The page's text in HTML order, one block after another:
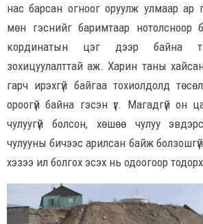
нас барсан огноог оруулж улмаар ар
мөн гэснийг баримтаар нотолсноор
кординатын цэг дээр байна
зохицуулалттай аж. Харин таны
гарч ирэхгүй байгаа тохиолдолд
ороогүй байна гэсэн үг. Магадгүй он
чулуугүй болсон, хөшөө чулуу
чулууны бичээс арилсан байж
хэзээ ил болгох эсэх нь одоогоор